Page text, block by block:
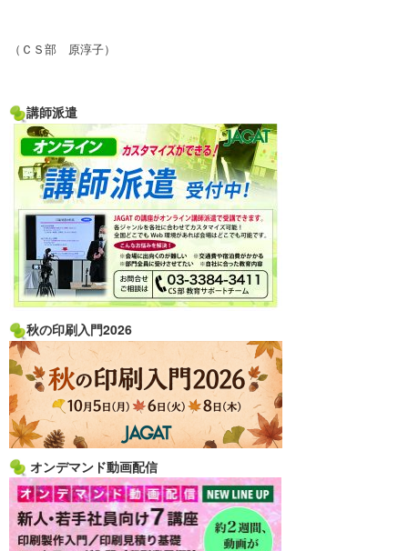
（ＣＳ部 原淳子）
講師派遣
秋の印刷入門2026
オンデマンド動画配信